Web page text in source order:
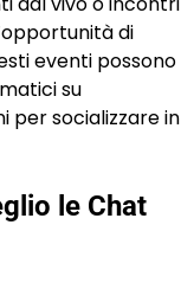
di
eventi possono
su
per socializzare in
le Chat